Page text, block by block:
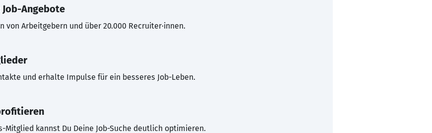
Angebote
von Arbeitgebern und über 20.000 Recruiter·innen.
und erhalte Impulse für ein besseres Job-Leben.
Mitglied kannst Du Deine Job-Suche deutlich optimieren.